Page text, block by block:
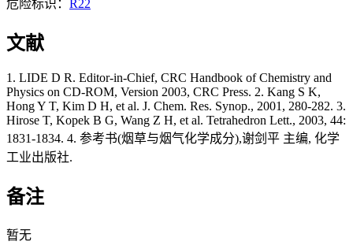
危险标识： R22
文献
1. LIDE D R. Editor-in-Chief, CRC Handbook of Chemistry and
Physics on CD-ROM, Version 2003, CRC Press. 2. Kang S K,
Hong Y T, Kim D H, et al. J. Chem. Res. Synop., 2001, 280-282. 3.
Hirose T, Kopek B G, Wang Z H, et al. Tetrahedron Lett., 2003, 44:
1831-1834. 4. 参考书(烟草与烟气化学成分),谢剑平 主编, 化学
工业出版社.
备注
暂无